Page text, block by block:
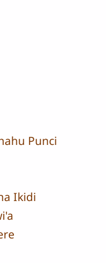
Punci
Ikidi